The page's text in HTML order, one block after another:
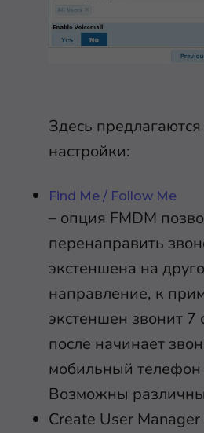
Здесь
настройки:
Find Me / Follow Me
– опция FMDM
перенаправить
экстеншена на
направление, к
экстеншен звонит 7
после начинает
мобильный телефон
Возможны
Create User Manager